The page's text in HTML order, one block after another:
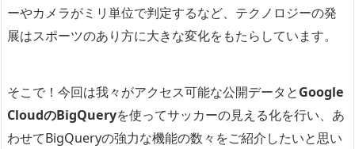
ーやカメラがミリ単位で判定するなど、テクノロジーの発
展はスポーツのあり方に大きな変化をもたらしています。
そこで！今回は我々がアクセス可能な公開データとGoogle
CloudのBigQueryを使ってサッカーの見える化を行い、あ
わせてBigQueryの強力な機能の数々をご紹介したいと思い